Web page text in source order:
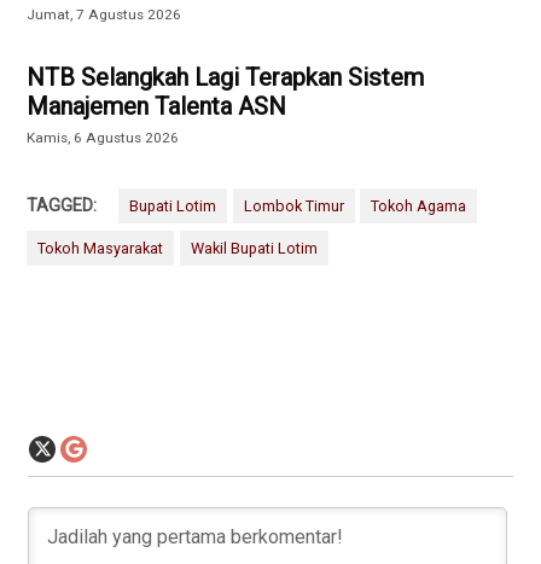
Jumat, 7 Agustus 2026
NTB Selangkah Lagi Terapkan Sistem
Manajemen Talenta ASN
Kamis, 6 Agustus 2026
TAGGED: Bupati Lotim Lombok Timur Tokoh Agama
Tokoh Masyarakat Wakil Bupati Lotim